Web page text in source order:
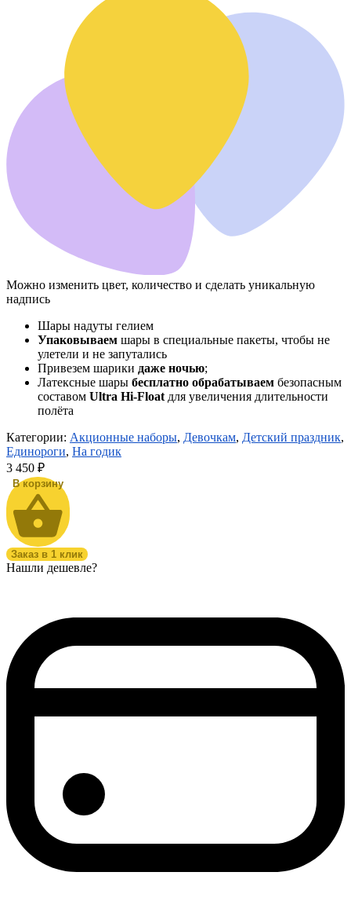
Можно изменить цвет, количество и сделать уникальную
надпись
Шары надуты гелием
Упаковываем шары в специальные пакеты, чтобы не
улетели и не запутались
Привезем шарики даже ночью;
Латексные шары бесплатно обрабатываем безопасным
составом Ultra Hi-Float для увеличения длительности
полёта
Категории: Акционные наборы, Девочкам, Детский праздник,
Единороги, На годик
3 450 ₽
Заказ в 1 клик
Нашли дешевле?